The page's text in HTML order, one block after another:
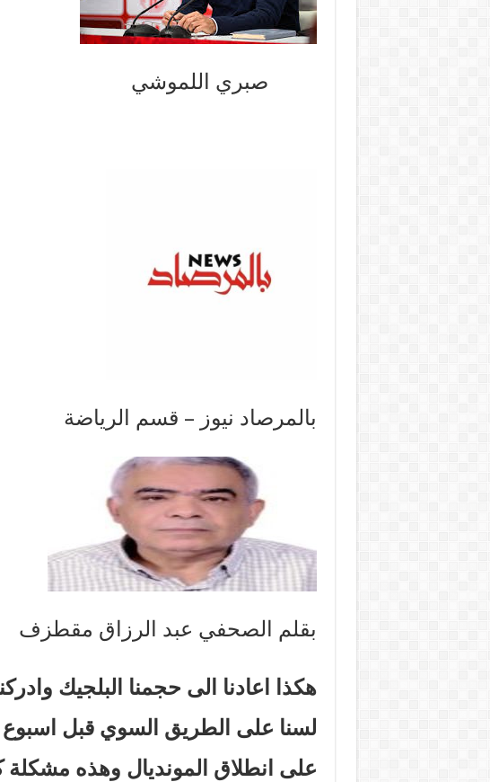
صبري اللموشي
بالمرصاد نيوز – قسم الرياضة
بقلم الصحفي عبد الرزاق مقطزف
هكذا اعادنا الى حجمنا البلجيك
لسنا على الطريق السوي قبل
على انطلاق المونديال وهذه مشكلة